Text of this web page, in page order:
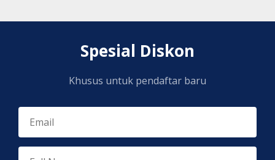
Spesial Diskon
Khusus untuk pendaftar baru